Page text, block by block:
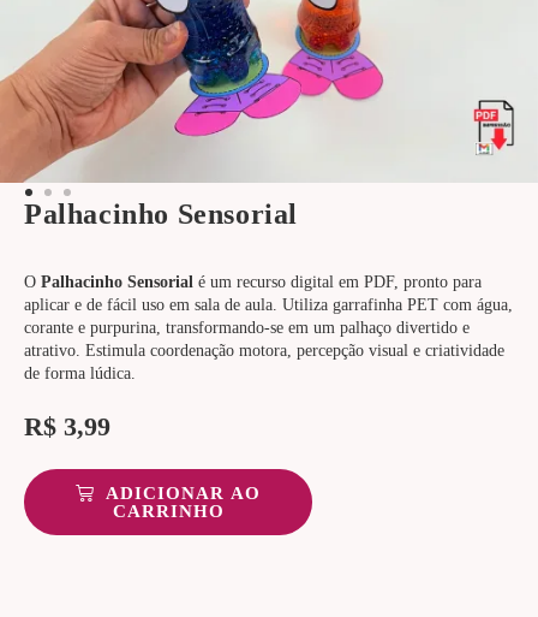
Palhacinho Sensorial
O Palhacinho Sensorial é um recurso digital em PDF, pronto para
aplicar e de fácil uso em sala de aula. Utiliza garrafinha PET com água,
corante e purpurina, transformando-se em um palhaço divertido e
atrativo. Estimula coordenação motora, percepção visual e criatividade
de forma lúdica.
R$ 3,99
ADICIONAR AO
CARRINHO